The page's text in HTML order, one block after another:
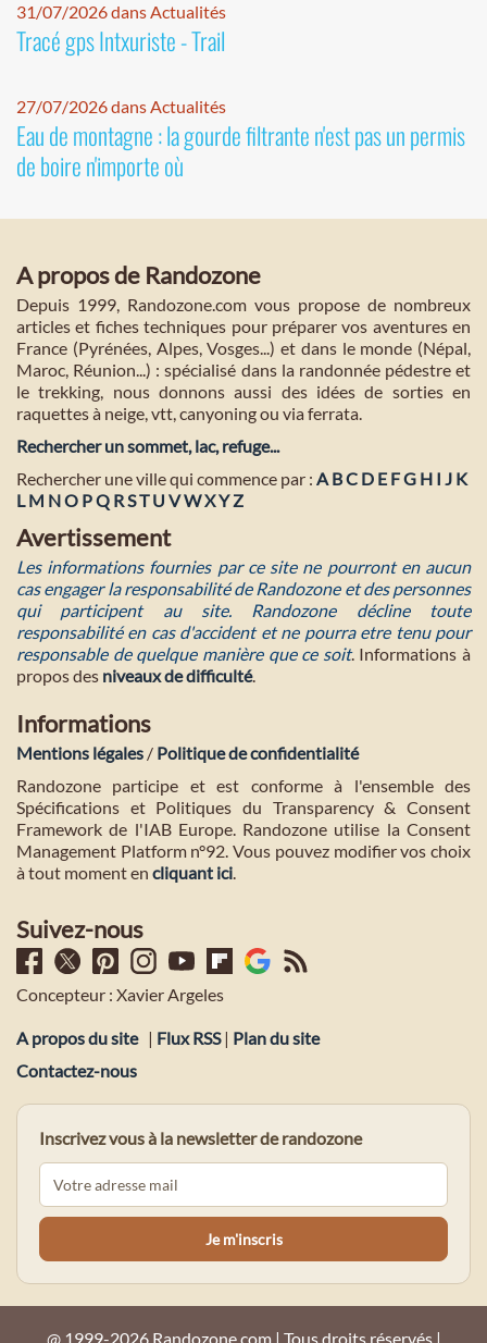
31/07/2026 dans Actualités
Tracé gps Intxuriste - Trail
27/07/2026 dans Actualités
Eau de montagne : la gourde filtrante n'est pas un permis
de boire n'importe où
A propos de Randozone
Depuis 1999, Randozone.com vous propose de nombreux
articles et fiches techniques pour préparer vos aventures en
France (Pyrénées, Alpes, Vosges...) et dans le monde (Népal,
Maroc, Réunion...) : spécialisé dans la randonnée pédestre et
le trekking, nous donnons aussi des idées de sorties en
raquettes à neige, vtt, canyoning ou via ferrata.
Rechercher un sommet, lac, refuge...
Rechercher une ville qui commence par : A BC D E FG H I J K
L M NO PQ R ST U VWXY Z
Avertissement
Les informations fournies par ce site ne pourront en aucun
cas engager la responsabilité de Randozone et des personnes
qui participent au site. Randozone décline toute
responsabilité en cas d'accident et ne pourra etre tenu pour
responsable de quelque manière que ce soit. Informations à
propos des niveaux de difficulté.
Informations
Mentions légales / Politique de confidentialité
Randozone participe et est conforme à l'ensemble des
Spécifications et Politiques du Transparency & Consent
Framework de l'IAB Europe. Randozone utilise la Consent
Management Platform n°92. Vous pouvez modifier vos choix
à tout moment en cliquant ici
Suivez-nous
Concepteur : Xavier Argeles
A propos du site | Flux RSS| Plan du site
Contactez-nous
Inscrivez vous à la newsletter de randozone
@ 1999-2026 Randozone.com | Tous droits réservés |